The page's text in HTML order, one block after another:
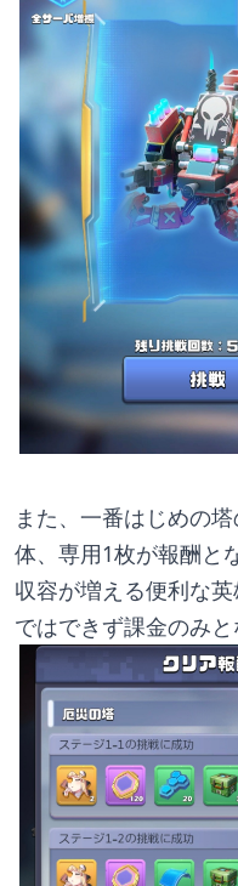
また、一番はじめの
体、専用1枚が報酬と
収容が増える便利な
ではできず課金のみ